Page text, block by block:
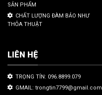
SẢN PHẨM
CHẤT LƯỢNG ĐÀM BẢO NHƯ
THỎA THUẬT
LIÊN HỆ
TRỌNG TÍN: 096.8899.079
GMAIL: trongtin7799@gmail.com